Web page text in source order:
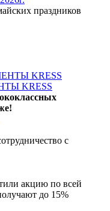
праздников
KRESS
с
акцию по всей
до 15%